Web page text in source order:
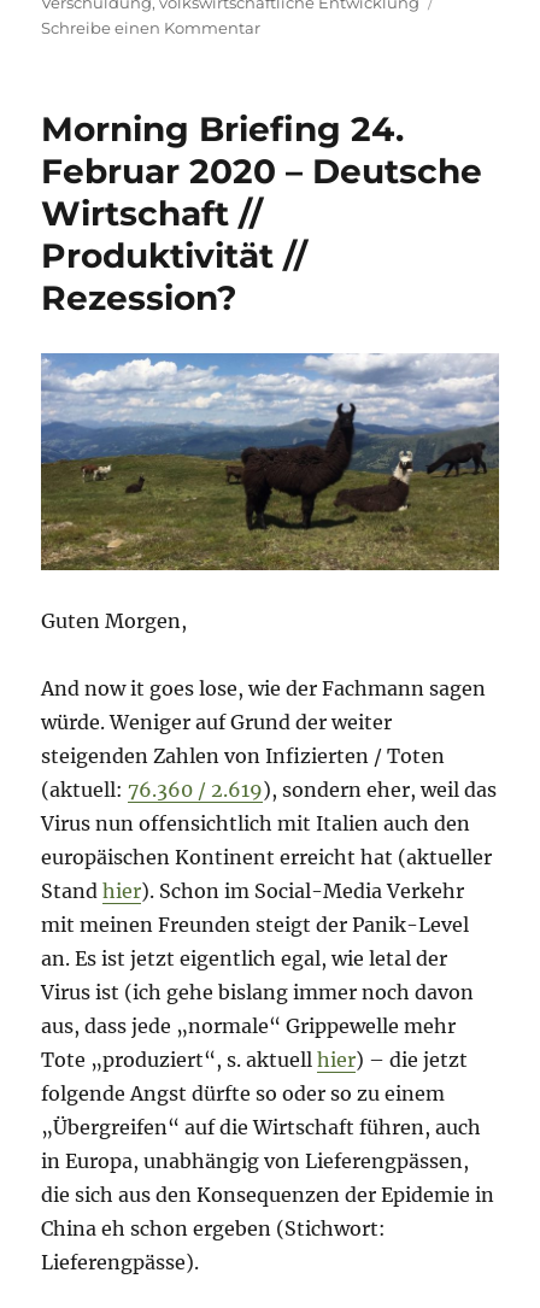
Schreibe einen Kommentarzu
November
–
Deutsche
Special
Morning Briefing 24.
Februar 2020 – Deutsche
Wirtschaft //
Produktivität //
Rezession?
Guten Morgen,
And now it goes lose, wie der Fachmann sagen
würde. Weniger auf Grund der weiter
steigenden Zahlen von Infizierten / Toten
(aktuell:76.360 / 2.619), sondern eher, weil das
Virus nun offensichtlich mit Italien auch den
europäischen Kontinent erreicht hat (aktueller
Standhier). Schon im Social-Media Verkehr
mit meinen Freunden steigt der Panik-Level
an. Es ist jetzt eigentlich egal, wie letal der
Virus ist (ich gehe bislang immer noch davon
aus, dass jede „normale“ Grippewelle mehr
Tote „produziert“, s. aktuellhier) – die jetzt
folgende Angst dürfte so oder so zu einem
„Übergreifen“ auf die Wirtschaft führen, auch
in Europa, unabhängig von Lieferengpässen,
die sich aus den Konsequenzen der Epidemie in
China eh schon ergeben (Stichwort:
Lieferengpässe).